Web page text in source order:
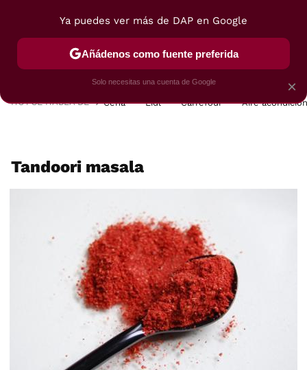
POSTRES VIAJES SELECCIÓN VEGUI
HOY SE HABLA DE Cena Lidl Carrefour Aire
Tandoori masala
×
Ya puedes ver más de DAP en Google
Añádenos como fuente preferida
Solo necesitas una cuenta de Google